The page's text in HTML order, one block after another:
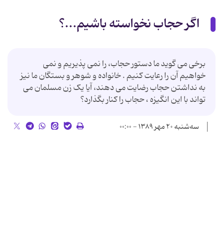
اگر حجاب نخواسته باشیم...؟
برخی می گوید ما دستور حجاب، را نمی پذیریم و نمی
خواهیم آن را رعایت کنیم . خانواده و شوهر و بستگان ما نیز
به نداشتن حجاب رضایت می دهند، آیا یک زن مسلمان می
تواند با این انگیزه ، حجاب را کنار بگذارد؟
سه‌شنبه ۲۰ مهر ۱۳۸۹ - ۰۰:۰۰